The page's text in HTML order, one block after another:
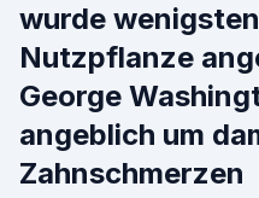
wurde
Nutzpflanze
George
angeblich um
Zahnschmerzen